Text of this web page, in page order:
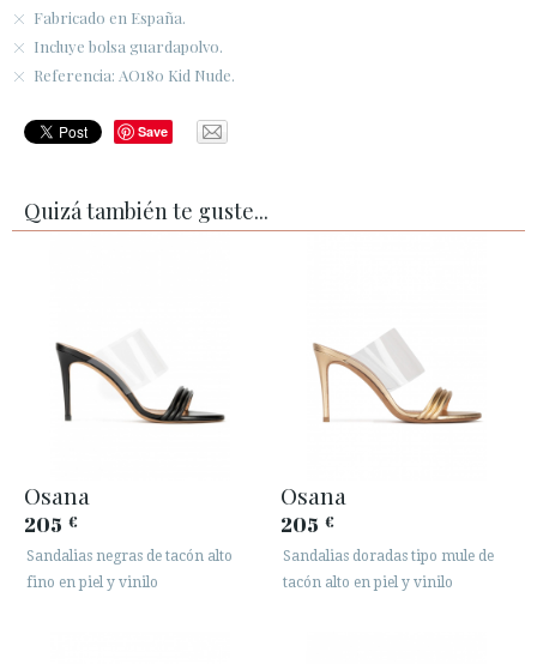
Fabricado en España.
Incluye bolsa guardapolvo.
Referencia: AO180 Kid Nude.
Save
Quizá también te guste...
Osana
205 €
Sandalias negras de tacón alto
fino en piel y vinilo
Osana
205 €
Sandalias doradas tipo mule de
tacón alto en piel y vinilo